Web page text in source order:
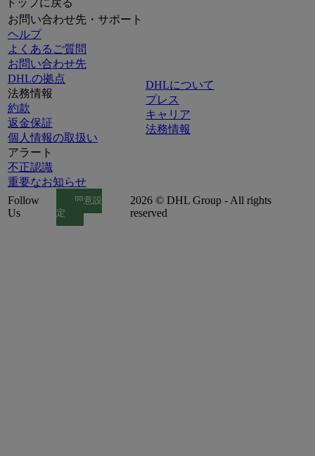
お問い合わせ先・サポート
ヘルプ
よくあるご質問
お問い合わせ先
DHLの拠点
法務情報
約款
返金保証
個人情報の取扱い
アラート
不正認識
重要なお知らせ
DHLについて
プレス
キャリア
法務情報
Follow
Us
同意設
定
2026 © DHL Group - All rights
reserved